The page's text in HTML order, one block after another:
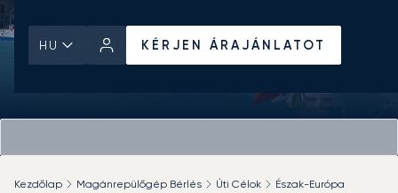
HU KÉRJEN ÁRAJÁNLATOT
Kezdőlap Magánrepülőgép Bérlés Úti Célok Észak-Európa